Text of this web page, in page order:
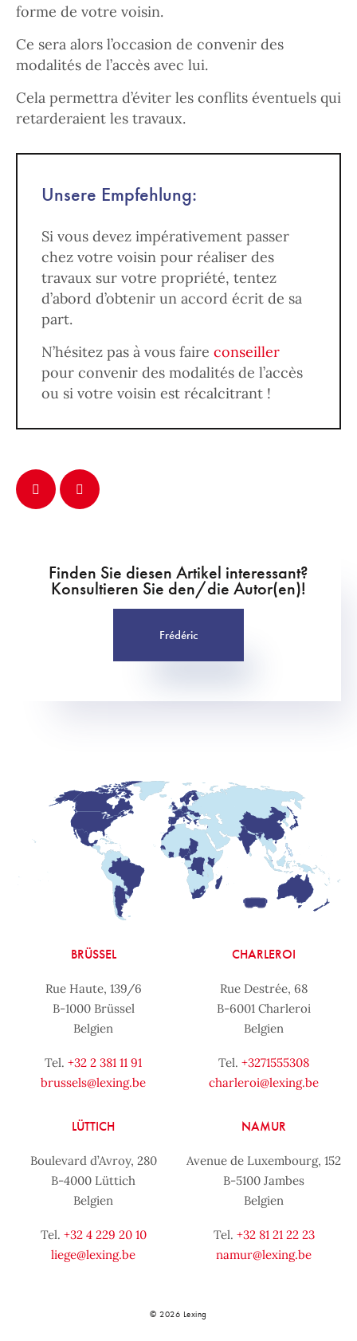
forme de votre voisin.
Ce sera alors l’occasion de convenir des
modalités de l’accès avec lui.
Cela permettra d’éviter les conflits éventuels qui
retarderaient les travaux.
Unsere Empfehlung:
Si vous devez impérativement passer
chez votre voisin pour réaliser des
travaux sur votre propriété, tentez
d’abord d’obtenir un accord écrit de sa
part.
N’hésitez pas à vous faire conseiller
pour convenir des modalités de l’accès
ou si votre voisin est récalcitrant !
Finden Sie diesen Artikel interessant?
Konsultieren Sie den/die Autor(en)!
Frédéric
BRÜSSEL
Rue Haute, 139/6
B-1000 Brüssel
Belgien
Tel. +32 2 381 11 91
brussels@lexing.be
CHARLEROI
Rue Destrée, 68
B-6001 Charleroi
Belgien
Tel. +3271555308
charleroi@lexing.be
LÜTTICH
Boulevard d’Avroy, 280
B-4000 Lüttich
Belgien
Tel. +32 4 229 20 10
liege@lexing.be
NAMUR
Avenue de Luxembourg, 152
B-5100 Jambes
Belgien
Tel. +32 81 21 22 23
namur@lexing.be
© 2026 Lexing